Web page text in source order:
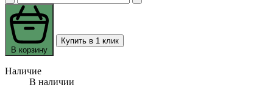
В корзину
Купить в 1 клик
Наличие
В наличии